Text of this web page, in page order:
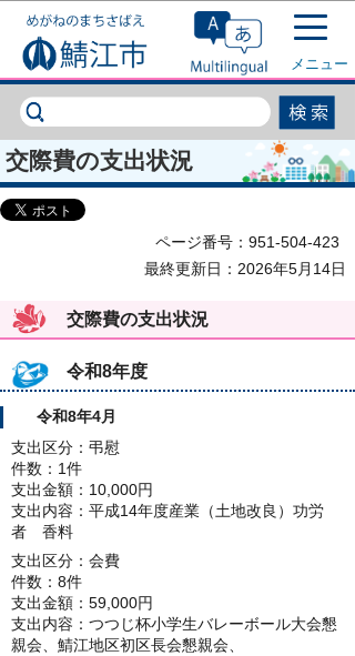
このページの本文へ移動
メニュー
交際費の支出状況
ページ番号：951-504-423
最終更新日：2026年5月14日
交際費の支出状況
令和8年度
令和8年4月
支出区分：弔慰
件数：1件
支出金額：10,000円
支出内容：平成14年度産業（土地改良）功労
者 香料
支出区分：会費
件数：8件
支出金額：59,000円
支出内容：つつじ杯小学生バレーボール大会懇
親会、鯖江地区初区長会懇親会、